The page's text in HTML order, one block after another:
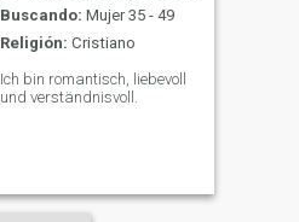
Buscando: Mujer 35 - 49
Religión: Cristiano
Ich bin romantisch, liebevoll
und verständnisvoll.